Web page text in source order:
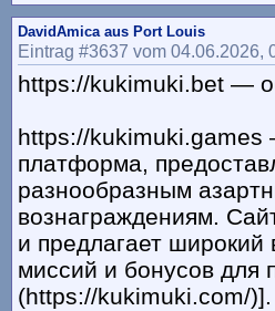
DavidAmica aus Port Louis
Eintrag #3637 vom 04.06.2026,
https://kukimuki.bet —
https://kukimuki.games
платформа,
разнообразным
вознаграждениям.
и предлагает
миссий и бонусов для
(https://kukimuki.com/)].